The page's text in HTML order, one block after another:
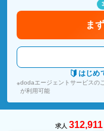
ま
はじめ
※dodaエージェントサービスの
が利用可能
求人 312,911